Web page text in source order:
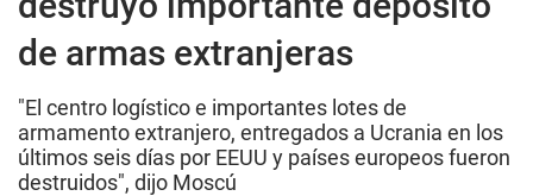
de armas extranjeras
"El centro logístico e importantes lotes de
armamento extranjero, entregados a Ucrania en los
últimos seis días por EEUU y países europeos fueron
destruidos", dijo Moscú